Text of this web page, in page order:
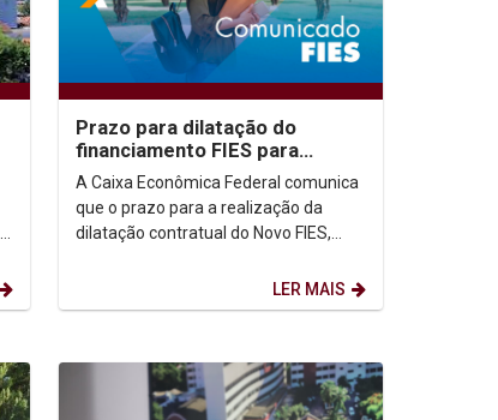
Prazo para dilatação do
financiamento FIES para
2026.2 se encerra dia 15/07
A Caixa Econômica Federal comunica
que o prazo para a realização da
dilatação contratual do Novo FIES,
LER MAIS